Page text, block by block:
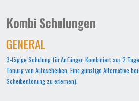
Kombi Schulungen
GENERAL
3-tägige Schulung für Anfänger. Kombiniert aus 2
Tönung von Autoscheiben. Eine günstige Alternative
Scheibentönung zu erlernen).